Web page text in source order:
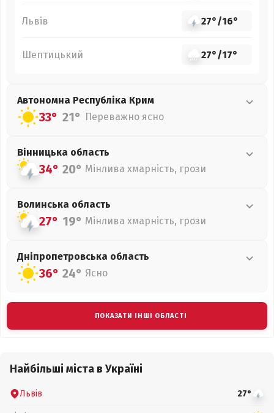
Львів 27°/16°
Шептицький 27°/17°
Автономна Республіка Крим
33° 21° Переважно ясно
Вінницька область
34° 20° Мінлива хмарність, грози
Волинська область
27° 19° Мінлива хмарність, грози
Дніпропетровська область
36° 24° Ясно
ПОКАЗАТИ ІНШІ ОБЛАСТІ
Найбільші міста в Україні
Львів 27°